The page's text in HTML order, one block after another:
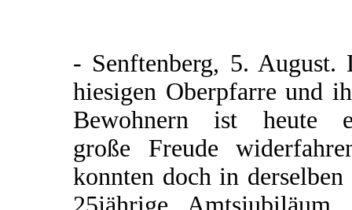
- Senftenberg, 5. August.
hiesigen Oberpfarre und
Bewohnern ist heute
große Freude
konnten doch in derselben